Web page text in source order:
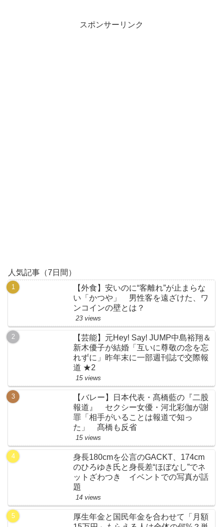
スポンサーリンク
人気記事（7日間）
【外食】安いのに“客離れ”が止まらな
い「かつや」 男性客を遠ざけた、ワ
ンコインの壁とは？
23 views
【芸能】元Hey! Say! JUMP中島裕翔＆
新木優子が結婚「互いに尊敬の念を忘
れずに」昨年末に一部週刊誌で交際報
道 ★2
15 views
【バレー】日本代表・髙橋藍の『二股
報道』 セクシー女優・河北彩伽が謝
罪「相手がいることは報道で知っ
た」 髙橋も反省
15 views
身長180cmを公言のGACKT、174cm
のひろゆき氏と身長差“ほぼなし”でネ
ットざわつき イベントでの写真が話
題
14 views
厚生年金と国民年金を合わせて「月額